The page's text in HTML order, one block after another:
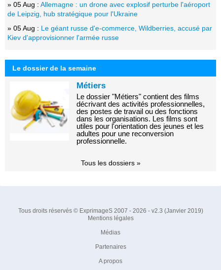
» 05 Aug : Allemagne : un drone avec explosif perturbe l'aéroport
de Leipzig, hub stratégique pour l'Ukraine
» 05 Aug : Le géant russe d'e-commerce, Wildberries, accusé par
Kiev d'approvisionner l'armée russe
Le dossier de la semaine
Métiers
Le dossier "Métiers" contient des films
décrivant des activités professionnelles,
des postes de travail ou des fonctions
dans les organisations. Les films sont
utiles pour l'orientation des jeunes et les
adultes pour une reconversion
professionnelle.
Tous les dossiers »
Tous droits réservés © ExprimageS 2007 - 2026 - v2.3 (Janvier 2019)
Mentions légales
Médias
Partenaires
A propos